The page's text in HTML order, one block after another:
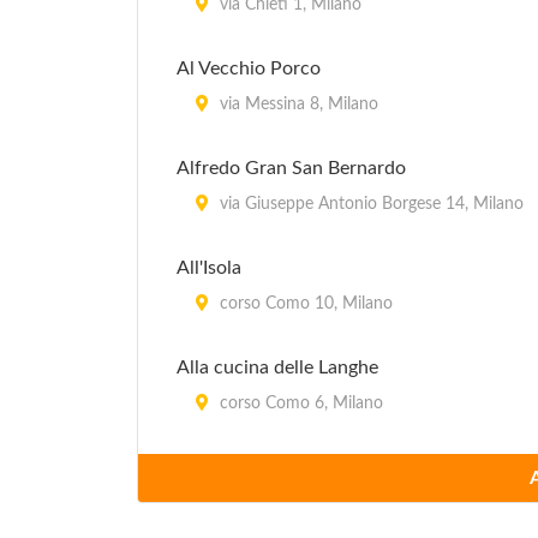
via Chieti 1, Milano
Al Vecchio Porco
via Messina 8, Milano
Alfredo Gran San Bernardo
via Giuseppe Antonio Borgese 14, Milano
All'Isola
corso Como 10, Milano
Alla cucina delle Langhe
corso Como 6, Milano
via Andrea Mantegna (angolo piazza